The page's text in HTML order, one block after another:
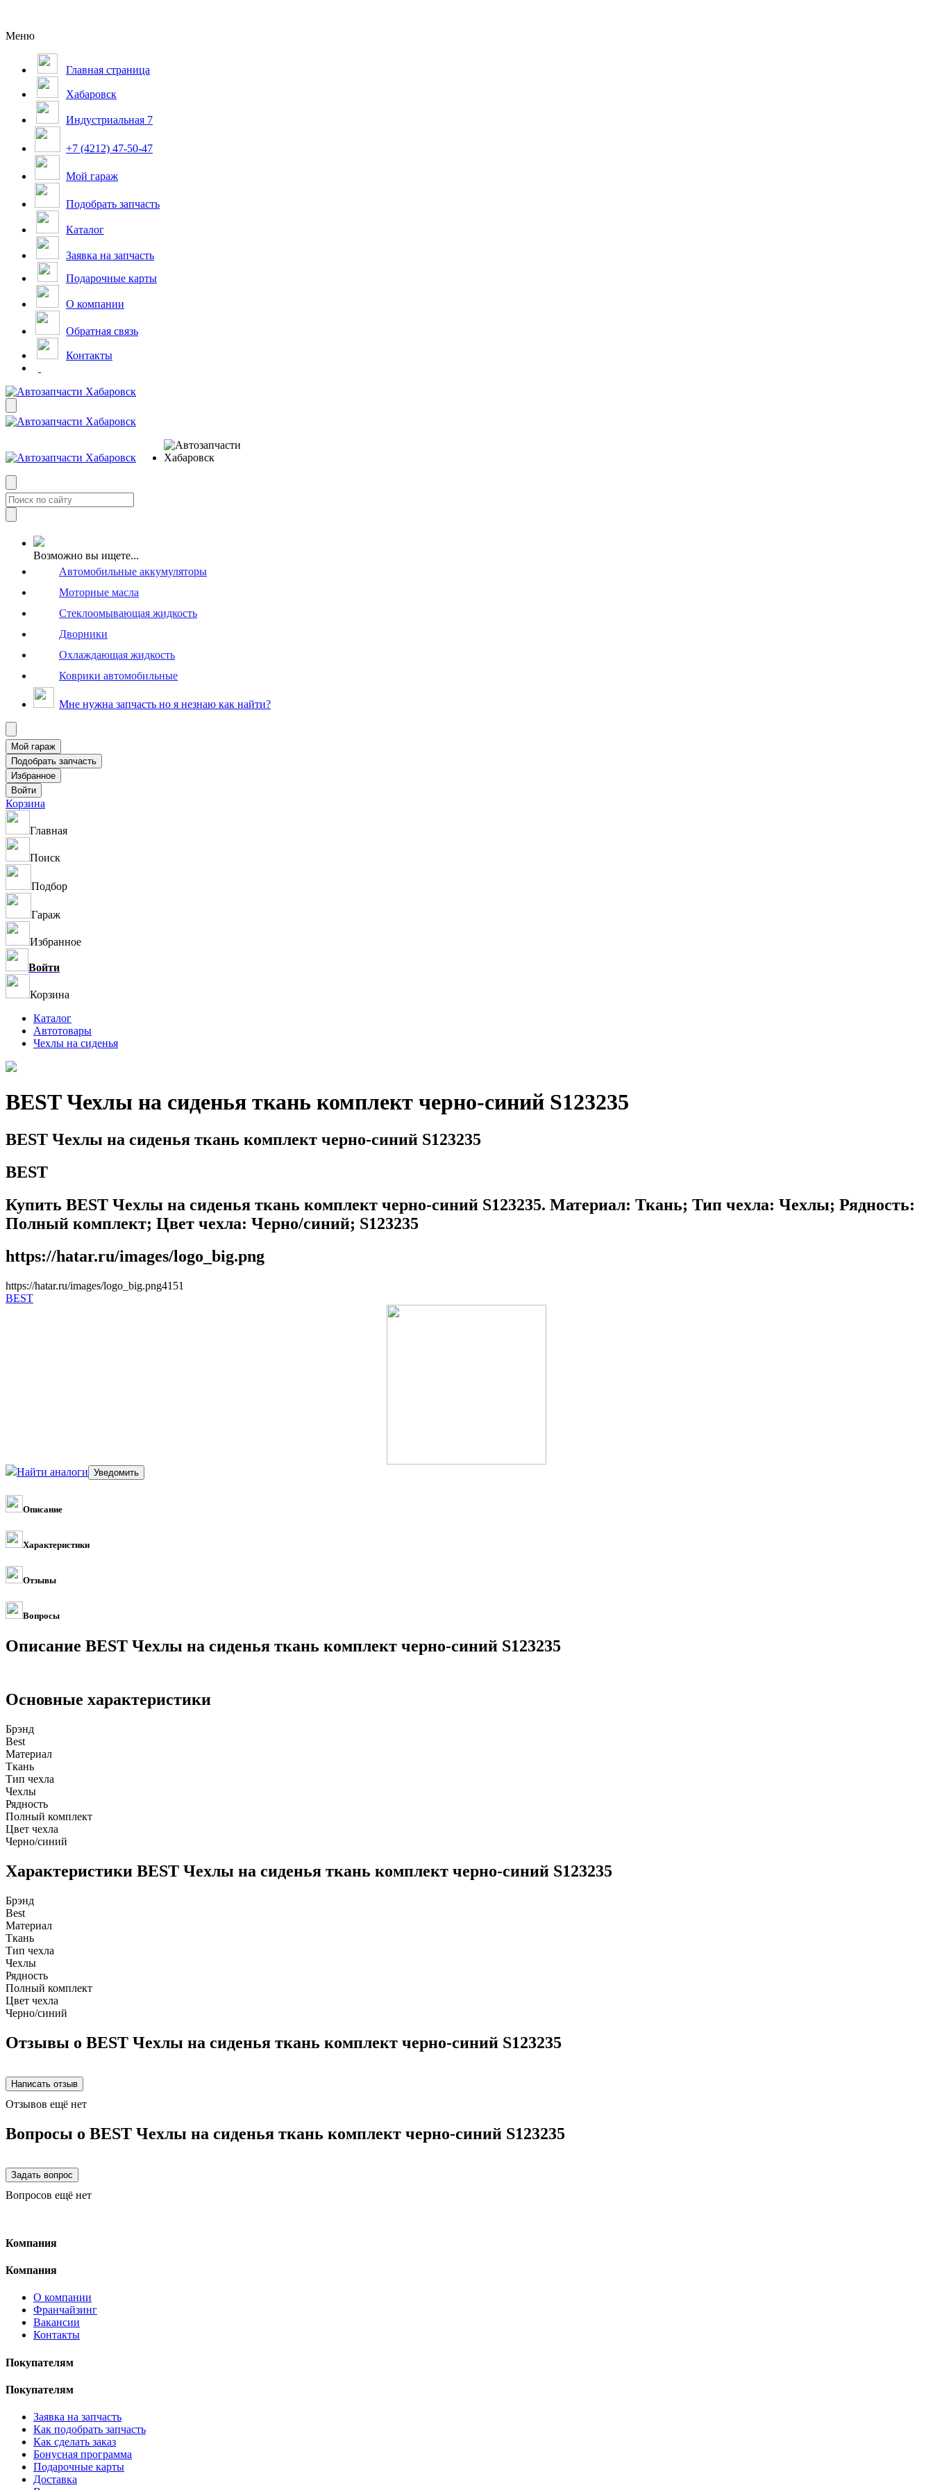
Меню
Главная страница
Хабаровск
Индустриальная 7
+7 (4212) 47-50-47
Мой гараж
Подобрать запчасть
Каталог
Заявка на запчасть
Подарочные карты
О компании
Обратная связь
Контакты
Возможно вы ищете...
Автомобильные аккумуляторы
Моторные масла
Стеклоомывающая жидкость
Дворники
Охлаждающая жидкость
Коврики автомобильные
Мне нужна запчасть но я незнаю как найти?
Корзина
Главная
Поиск
Подбор
Гараж
Избранное
Войти
Корзина
Каталог
Автотовары
Чехлы на сиденья
BEST Чехлы на сиденья ткань комплект черно-синий S123235
BEST Чехлы на сиденья ткань комплект черно-синий S123235
BEST
Купить BEST Чехлы на сиденья ткань комплект черно-синий S123235. Материал: Ткань; Тип чехла: Чехлы; Рядность:
Полный комплект; Цвет чехла: Черно/синий; S123235
https://hatar.ru/images/logo_big.png
https://hatar.ru/images/logo_big.png41 51
BEST
Найти аналоги
Описание
Характеристики
Отзывы
Вопросы
Описание BEST Чехлы на сиденья ткань комплект черно-синий S123235
Основные характеристики
Брэнд
Best
Материал
Ткань
Тип чехла
Чехлы
Рядность
Полный комплект
Цвет чехла
Черно/синий
Характеристики BEST Чехлы на сиденья ткань комплект черно-синий S123235
Брэнд
Best
Материал
Ткань
Тип чехла
Чехлы
Рядность
Полный комплект
Цвет чехла
Черно/синий
Отзывы о BEST Чехлы на сиденья ткань комплект черно-синий S123235
Отзывов ещё нет
Вопросы о BEST Чехлы на сиденья ткань комплект черно-синий S123235
Вопросов ещё нет
Компания
Компания
О компании
Франчайзинг
Вакансии
Контакты
Покупателям
Покупателям
Заявка на запчасть
Как подобрать запчасть
Как сделать заказ
Бонусная программа
Подарочные карты
Доставка